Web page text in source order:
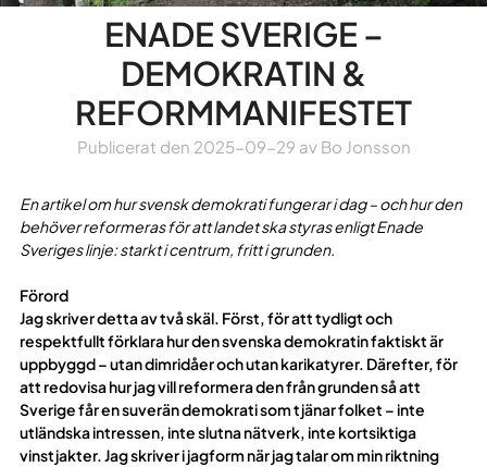
ENADE SVERIGE –
DEMOKRATIN &
REFORMMANIFESTET
Publicerat den 2025-09-29 av Bo Jonsson
En artikel om hur svensk demokrati fungerar i dag – och hur den
behöver reformeras för att landet ska styras enligt Enade
Sveriges linje: starkt i centrum, fritt i grunden.
Förord
Jag skriver detta av två skäl. Först, för att tydligt och
respektfullt förklara hur den svenska demokratin faktiskt är
uppbyggd – utan dimridåer och utan karikatyrer. Därefter, för
att redovisa hur jag vill reformera den från grunden så att
Sverige får en suverän demokrati som tjänar folket – inte
utländska intressen, inte slutna nätverk, inte kortsiktiga
vinstjakter. Jag skriver i jagform när jag talar om min riktning